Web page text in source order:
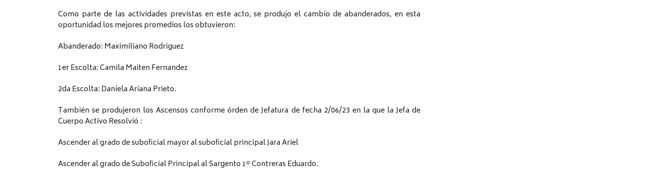
Como parte de las actividades previstas en este acto, se produjo el cambio de abanderados, en esta
oportunidad los mejores promedios los obtuvieron:
Abanderado: Maximiliano Rodriguez
1er Escolta: Camila Maiten Fernandez
2da Escolta: Daniela Ariana Prieto.
También se produjeron los Ascensos conforme órden de Jefatura de fecha 2/06/23 en la que la Jefa de
Cuerpo Activo Resolvió :
Ascender al grado de suboficial mayor al suboficial principal Jara Ariel
Ascender al grado de Suboficial Principal al Sargento 1º Contreras Eduardo.